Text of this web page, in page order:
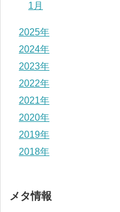
1月
2025年
2024年
2023年
2022年
2021年
2020年
2019年
2018年
メタ情報